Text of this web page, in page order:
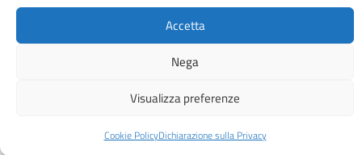
Accetta
Nega
Visualizza preferenze
Cookie PolicyDichiarazione sulla Privacy
Piano di miglioramento del sito